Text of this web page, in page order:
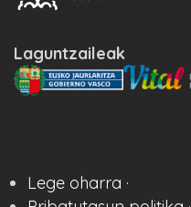
Laguntzaileak
Lege oharra ·